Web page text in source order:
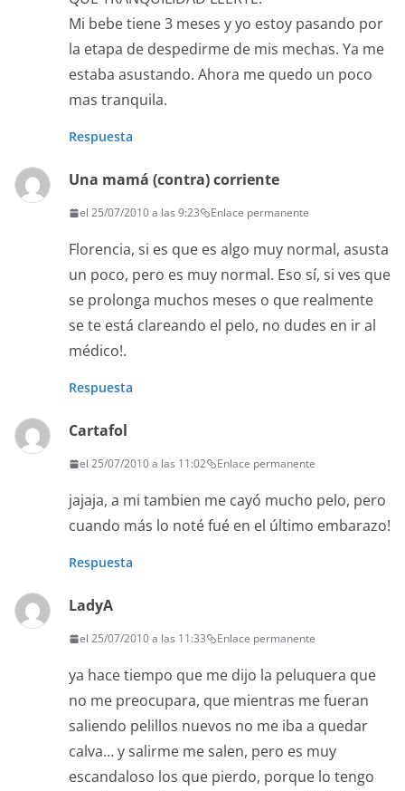
Mi bebe tiene 3 meses y yo estoy pasando por
la etapa de despedirme de mis mechas. Ya me
estaba asustando. Ahora me quedo un poco
mas tranquila.
Respuesta
Una mamá (contra) corriente
el 25/07/2010 a las 9:23 Enlace permanente
Florencia, si es que es algo muy normal, asusta
un poco, pero es muy normal. Eso sí, si ves que
se prolonga muchos meses o que realmente
se te está clareando el pelo, no dudes en ir al
médico!.
Respuesta
Cartafol
el 25/07/2010 a las 11:02 Enlace permanente
jajaja, a mi tambien me cayó mucho pelo, pero
cuando más lo noté fué en el último embarazo!
Respuesta
LadyA
el 25/07/2010 a las 11:33 Enlace permanente
ya hace tiempo que me dijo la peluquera que
no me preocupara, que mientras me fueran
saliendo pelillos nuevos no me iba a quedar
calva… y salirme me salen, pero es muy
escandaloso los que pierdo, porque lo tengo